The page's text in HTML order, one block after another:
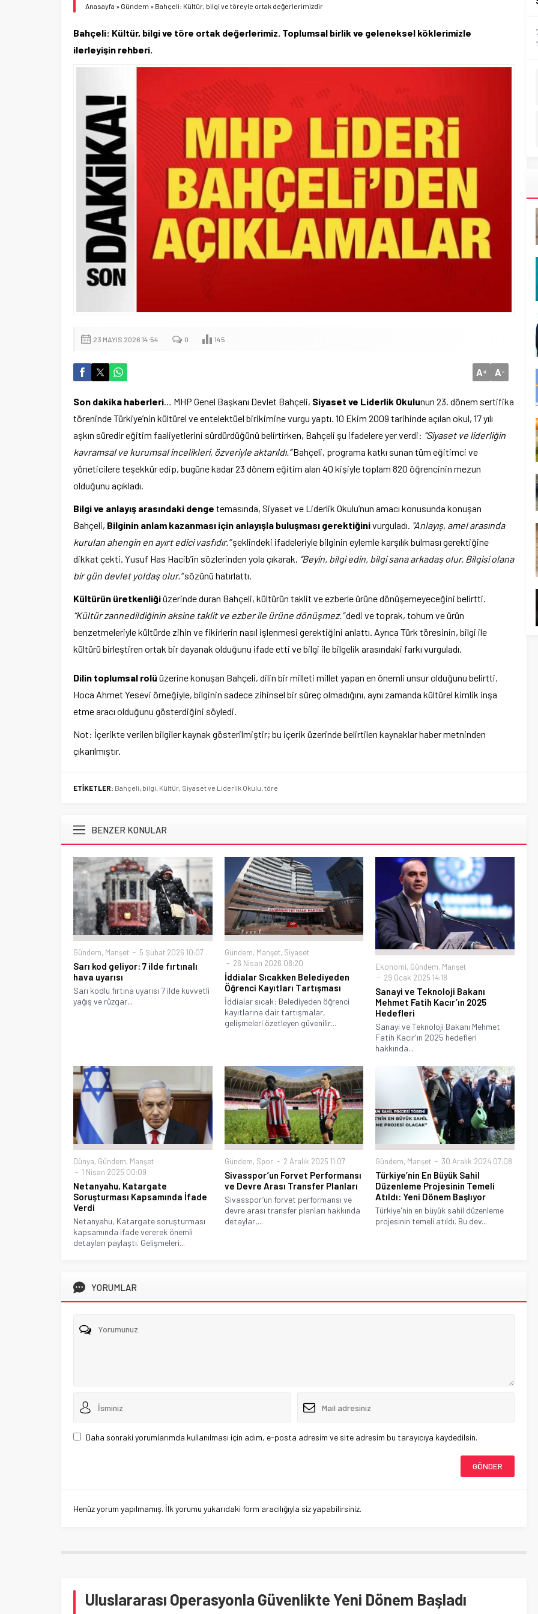
Anasayfa » Gündem » Bahçeli: Kültür, bilgi ve töreyle ortak değerlerimizdir
Bahçeli: Kültür, bilgi ve töre ortak değerlerimiz. Toplumsal birlik ve geleneksel köklerimizle
ilerleyişin rehberi.
23 MAYIS 2026 14:54 0 145
A+ A-
Son dakika haberleri … MHP Genel Başkanı Devlet Bahçeli, Siyaset ve Liderlik Okulunun 23. dönem sertifika
töreninde Türkiye’nin kültürel ve entelektüel birikimine vurgu yaptı. 10 Ekim 2009 tarihinde açılan okul, 17 yılı
aşkın süredir eğitim faaliyetlerini sürdürdüğünü belirtirken, Bahçeli şu ifadelere yer verdi: “Siyaset ve liderliğin
kavramsal ve kurumsal incelikleri, özveriyle aktarıldı.”Bahçeli, programa katkı sunan tüm eğitimci ve
yöneticilere teşekkür edip, bugüne kadar 23 dönem eğitim alan 40 kişiyle toplam 820 öğrencinin mezun
olduğunu açıkladı.
Bilgi ve anlayış arasındaki denge temasında, Siyaset ve Liderlik Okulu’nun amacı konusunda konuşan
Bahçeli, Bilginin anlam kazanması için anlayışla buluşması gerektiğinivurguladı. “Anlayış, amel arasında
kurulan ahengin en ayırt edici vasfıdır.”şeklindeki ifadeleriyle bilginin eylemle karşılık bulması gerektiğine
dikkat çekti. Yusuf Has Hacib’in sözlerinden yola çıkarak, “Beyin, bilgi edin, bilgi sana arkadaş olur. Bilgisi olana
bir gün devlet yoldaş olur.”sözünü hatırlattı.
Kültürün üretkenliğiüzerinde duran Bahçeli, kültürün taklit ve ezberle ürüne dönüşemeyeceğini belirtti.
“Kültür zannedildiğinin aksine taklit ve ezber ile ürüne dönüşmez.”dedi ve toprak, tohum ve ürün
benzetmeleriyle kültürde zihin ve fikirlerin nasıl işlenmesi gerektiğini anlattı. Ayrıca Türk töresinin, bilgi ile
kültürü birleştiren ortak bir dayanak olduğunu ifade etti ve bilgi ile bilgelik arasındaki farkı vurguladı.
Dilin toplumsal rolü üzerine konuşan Bahçeli, dilin bir milleti millet yapan en önemli unsur olduğunu belirtti.
Hoca Ahmet Yesevi örneğiyle, bilginin sadece zihinsel bir süreç olmadığını, aynı zamanda kültürel kimlik inşa
etme aracı olduğunu gösterdiğini söyledi.
Not: İçerikte verilen bilgiler kaynak gösterilmiştir; bu içerik üzerinde belirtilen kaynaklar haber metninden
çıkarılmıştır.
ETİKETLER: Bahçeli bilgi Kültür Siyaset ve Liderlik Okulu töre
BENZER KONULAR
Gündem, Manşet 5 Şubat 2026 10:07
Sarı kod geliyor: 7 ilde fırtınalı
hava uyarısı
Sarı kodlu fırtına uyarısı 7 ilde kuvvetli
yağış ve rüzgar...
Gündem, Manşet, Siyaset
26 Nisan 2026 08:20
İddialar Sıcakken Belediyeden
Öğrenci Kayıtları Tartışması
İddialar sıcak: Belediyeden öğrenci
kayıtlarına dair tartışmalar,
gelişmeleri özetleyen güvenilir...
Ekonomi, Gündem, Manşet
29 Ocak 2025 14:18
Sanayi ve Teknoloji Bakanı
Mehmet Fatih Kacır’ın 2025
Hedefleri
Sanayi ve Teknoloji Bakanı Mehmet
Fatih Kacır'ın 2025 hedefleri
hakkında...
Dünya, Gündem, Manşet
1 Nisan 2025 00:09
Netanyahu, Katargate
Soruşturması Kapsamında İfade
Verdi
Netanyahu, Katargate soruşturması
kapsamında ifade vererek önemli
detayları paylaştı. Gelişmeleri...
Gündem, Spor 2 Aralık 2025 11:07
Sivasspor’un Forvet Performansı
ve Devre Arası Transfer Planları
Sivasspor’un forvet performansı ve
devre arası transfer planları hakkında
detaylar,...
Gündem, Manşet 30 Aralık 2024 07:08
Türkiye’nin En Büyük Sahil
Düzenleme Projesinin Temeli
Atıldı: Yeni Dönem Başlıyor
Türkiye'nin en büyük sahil düzenleme
projesinin temeli atıldı. Bu dev...
YORUMLAR
Daha sonraki yorumlarımda kullanılması için adım, e-posta adresim ve site adresim bu tarayıcıya kaydedilsin.
Henüz yorum yapılmamış. İlk yorumu yukarıdaki form aracılığıyla siz yapabilirsiniz.
Uluslararası Operasyonla Güvenlikte Yeni Dönem Başladı